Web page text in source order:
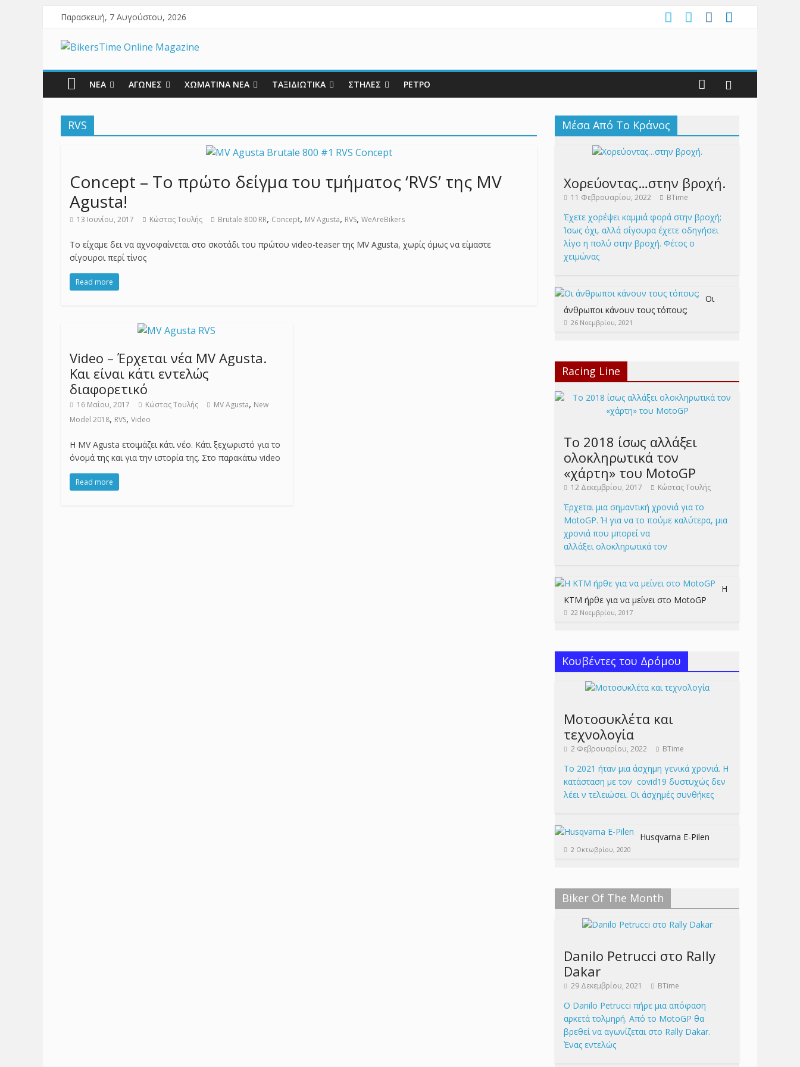
Παρασκευή, 7 Αυγούστου, 2026
ΝΕΑ ΑΓΩΝΕΣ ΧΩΜΑΤΙΝΑ ΝΕΑ ΤΑΞΙΔΙΩΤΙΚΑ ΣΤΗΛΕΣ ΡΕΤΡΟ
RVS
Concept – Το πρώτο δείγμα του τμήματος ‘RVS’ της MV
Agusta!
13 Ιουνίου, 2017 Κώστας Τουλής Brutale 800 RR, Concept, MV Agusta, RVS, WeAreBikers
Το είχαμε δει να αχνοφαίνεται στο σκοτάδι του πρώτου video-teaser της MV Agusta, χωρίς όμως να είμαστε
σίγουροι περί τίνος
Read more
Video – Έρχεται νέα MV Agusta.
Και είναι κάτι εντελώς
διαφορετικό
16 Μαΐου, 2017 Κώστας Τουλής MV Agusta, New
Model 2018, RVS, Video
Η MV Agusta ετοιμάζει κάτι νέο. Κάτι ξεχωριστό για το
όνομά της και για την ιστορία της. Στο παρακάτω video
Read more
Μέσα Από Το Κράνος
Χορεύοντας…στην βροχή.
11 Φεβρουαρίου, 2022 BTime
Έχετε χορέψει καμμιά φορά στην βροχή;
Ίσως όχι, αλλά σίγουρα έχετε οδηγήσει
λίγο η πολύ στην βροχή. Φέτος ο
χειμώνας
Οι
άνθρωποι κάνουν τους τόπους;
26 Νοεμβρίου, 2021
Racing Line
Το 2018 ίσως αλλάξει
ολοκληρωτικά τον
«χάρτη» του MotoGP
12 Δεκεμβρίου, 2017 Κώστας Τουλής
Έρχεται μια σημαντική χρονιά για το
MotoGP. Ή για να το πούμε καλύτερα, μια
χρονιά που μπορεί να
αλλάξει ολοκληρωτικά τον
Η
KTM ήρθε για να μείνει στο MotoGP
22 Νοεμβρίου, 2017
Κουβέντες του Δρόμου
Μοτοσυκλέτα και
τεχνολογία
2 Φεβρουαρίου, 2022 BTime
Το 2021 ήταν μια άσχημη γενικά χρονιά. Η
κατάσταση με τον covid19 δυστυχώς δεν
λέει ν τελειώσει. Οι άσχημές συνθήκες
Husqvarna E-Pilen
2 Οκτωβρίου, 2020
Biker Of The Month
Danilo Petrucci στο Rally
Dakar
29 Δεκεμβρίου, 2021 BTime
Ο Danilo Petrucci πήρε μια απόφαση
αρκετά τολμηρή. Από το MotoGP θα
βρεθεί να αγωνίζεται στο Rally Dakar.
Ένας εντελώς